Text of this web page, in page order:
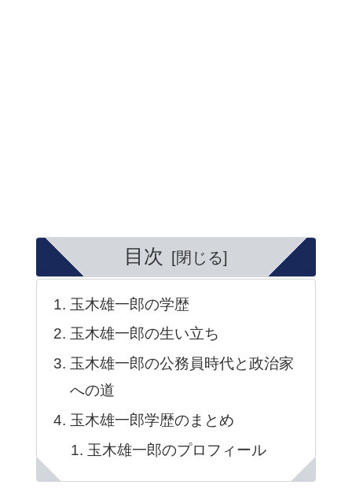
目次
玉木雄一郎の学歴
玉木雄一郎の生い立ち
玉木雄一郎の公務員時代と政治家
への道
玉木雄一郎学歴のまとめ
玉木雄一郎のプロフィール